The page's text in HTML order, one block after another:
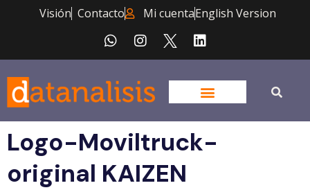
Visión Contacto Mi cuentaEnglish Version
Logo-Moviltruck-
original KAIZEN